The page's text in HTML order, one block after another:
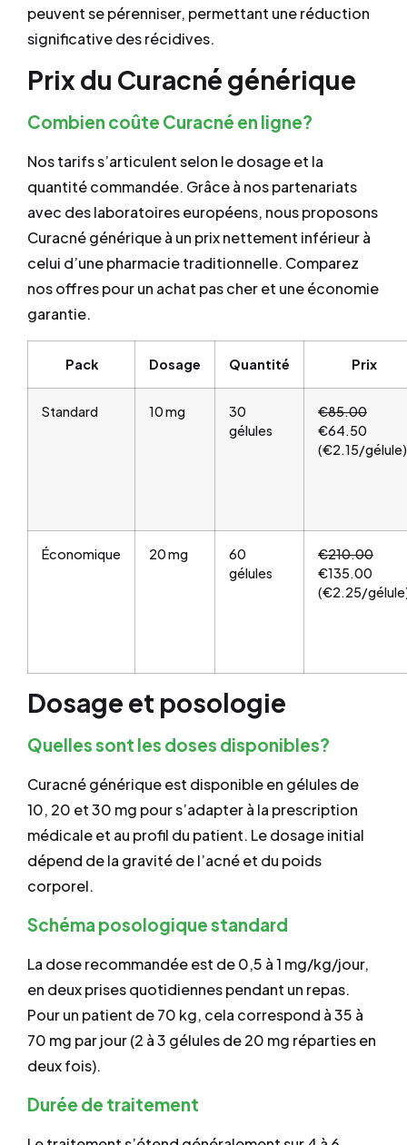
peuvent se pérenniser, permettant une réduction
significative des récidives.
Prix du Curacné générique
Combien coûte Curacné en ligne?
Nos tarifs s’articulent selon le dosage et la
quantité commandée. Grâce à nos partenariats
avec des laboratoires européens, nous proposons
Curacné générique à un prix nettement inférieur à
celui d’une pharmacie traditionnelle. Comparez
nos offres pour un achat pas cher et une économie
garantie.
Pack Dosage Quantité Prix
Standard 10 mg
30
gélules
€85.00
€64.50
(€2.15/gélule)
Économique 20 mg
60
gélules
€210.00
€135.00
(€2.25/
Dosage et posologie
Quelles sont les doses disponibles?
Curacné générique est disponible en gélules de
10, 20 et 30 mg pour s’adapter à la prescription
médicale et au profil du patient. Le dosage initial
dépend de la gravité de l’acné et du poids
corporel.
Schéma posologique standard
La dose recommandée est de 0,5 à 1 mg/kg/jour,
en deux prises quotidiennes pendant un repas.
Pour un patient de 70 kg, cela correspond à 35 à
70 mg par jour (2 à 3 gélules de 20 mg réparties en
deux fois).
Durée de traitement